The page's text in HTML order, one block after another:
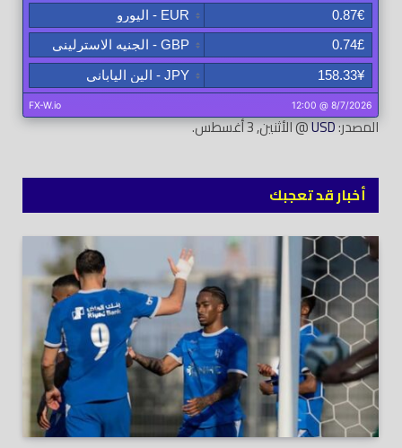
المصدر:USD@ الأثنين, 3 أغسطس.
أخبار قد تعجبك